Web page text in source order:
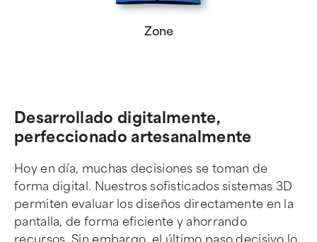
Zone
Desarrollado digitalmente,
perfeccionado artesanalmente
Hoy en día, muchas decisiones se toman de
forma digital. Nuestros sofisticados sistemas 3D
permiten evaluar los diseños directamente en la
pantalla, de forma eficiente y ahorrando